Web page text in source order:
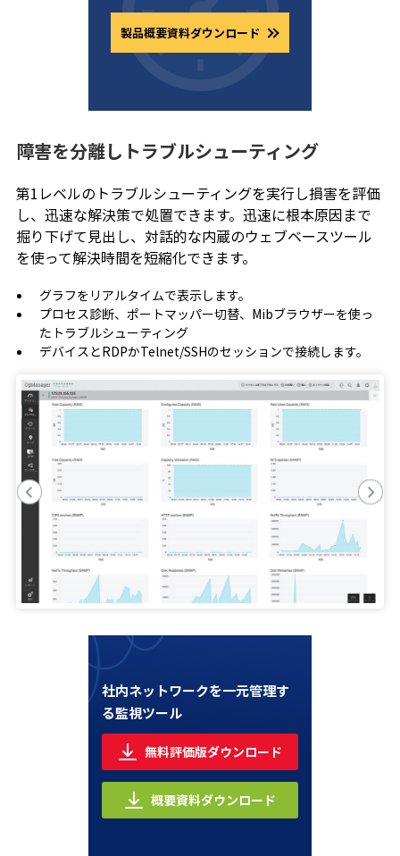
製品概要資料ダウンロード
障害を分離しトラブルシューティング
第1レベルのトラブルシューティングを実行し損害を評価
し、迅速な解決策で処置できます。迅速に根本原因まで
掘り下げて見出し、対話的な内蔵のウェブベースツール
を使って解決時間を短縮化できます。
グラフをリアルタイムで表示します。
プロセス診断、ポートマッパー切替、Mibブラウザーを使っ
たトラブルシューティング
デバイスとRDPかTelnet/SSHのセッションで接続します。
社内ネットワークを一元管理す
る監視ツール
無料評価版ダウンロード
概要資料ダウンロード